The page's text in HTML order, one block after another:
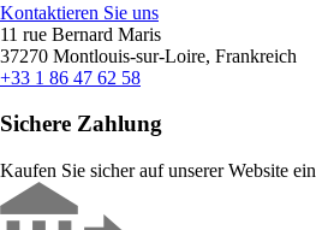
Kontaktieren Sie uns
11 rue Bernard Maris
37270 Montlouis-sur-Loire, Frankreich
+33 1 86 47 62 58
Sichere Zahlung
Kaufen Sie sicher auf unserer Website ein